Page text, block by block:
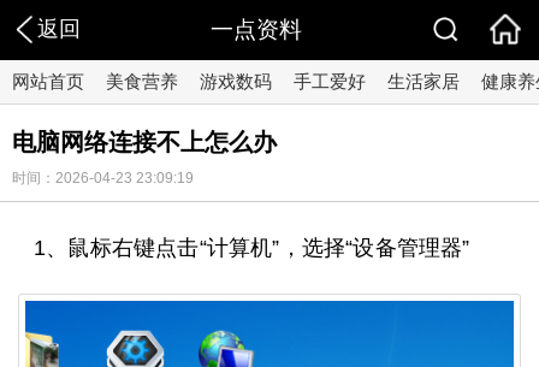
返回 一点资料
网站首页 美食营养 游戏数码 手工爱好 生活家居 健康养
电脑网络连接不上怎么办
时间：2026-04-23 23:09:19
1、鼠标右键点击“计算机”，选择“设备管理器”